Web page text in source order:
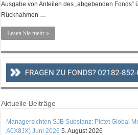
Ausgabe von Anteilen des „abgebenden Fonds“
Rücknahmen …
Lesen Sie mehr »
Aktuelle Beiträge
Managersichten SJB Substanz: Pictet Global
A0X8JX) Juni 2026 5. August 2026